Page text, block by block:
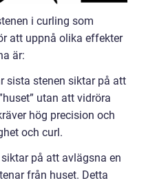
i curling som
att uppnå olika effekter
är:
sista stenen siktar på att
utan att vidröra
hög precision och
och curl.
på att avlägsna en
från huset. Detta